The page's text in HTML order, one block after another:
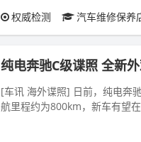
权威检测 汽车维修保养
纯电奔驰C级谍照 全新
[车讯 海外谍照] 日前，纯电奔
航里程约为800km，新车有望